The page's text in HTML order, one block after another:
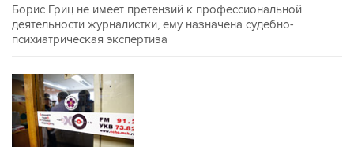
Борис Гриц не имеет претензий к профессиональной
деятельности журналистки, ему назначена судебно-
психиатрическая экспертиза